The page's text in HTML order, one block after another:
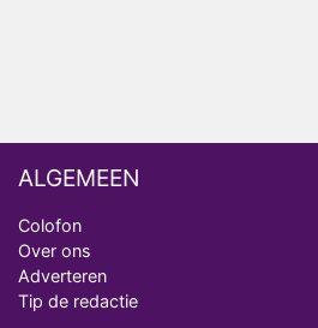
ALGEMEEN
Colofon
Over ons
Adverteren
Tip de redactie